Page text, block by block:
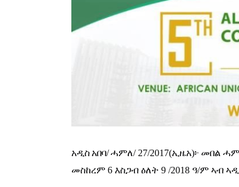
አዲስአበባ/ሓምለ/ 27/2017(ኢዜአ)፦ መበል
መስከረም 6 እስጋብ ዕለት 9 /2018 ዓ/ም ኣብ